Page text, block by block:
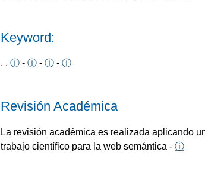
Keyword:
, , ⓘ - ⓘ - ⓘ - ⓘ
Revisión Académica
La revisión académica es realizada aplicando
trabajo científico para la web semántica - ⓘ